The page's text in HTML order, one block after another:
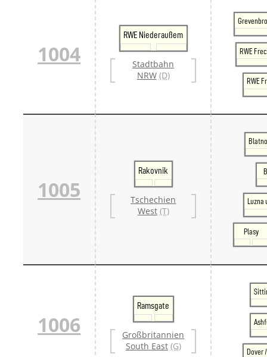
1004
RWE Niederaußem
Stadtbahn
NRW (D)
RWE
RWE
1005
Rakovnik
Tschechien
West (T)
Plasy
1006
Ramsgate
Großbritannien
South East (G)
Dover